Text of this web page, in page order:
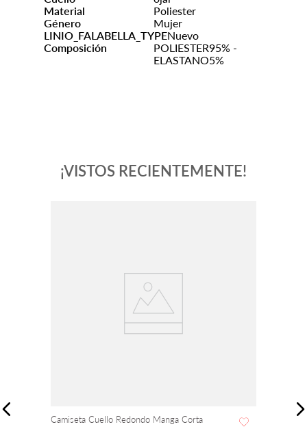
Material
Poliester
Género
Mujer
LINIO_FALABELLA_TYPENuevo
Composición
POLIESTER95% -
ELASTANO5%
¡VISTOS RECIENTEMENTE!
Camiseta Cuello Redondo Manga Corta